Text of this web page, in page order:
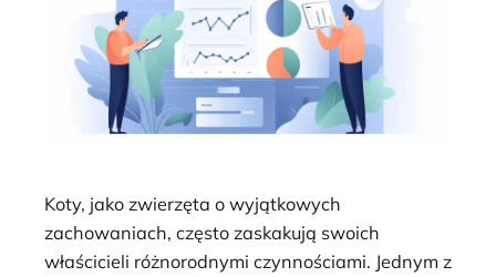
Koty, jako zwierzęta o wyjątkowych
zachowaniach, często zaskakują swoich
właścicieli różnorodnymi czynnościami. Jednym z